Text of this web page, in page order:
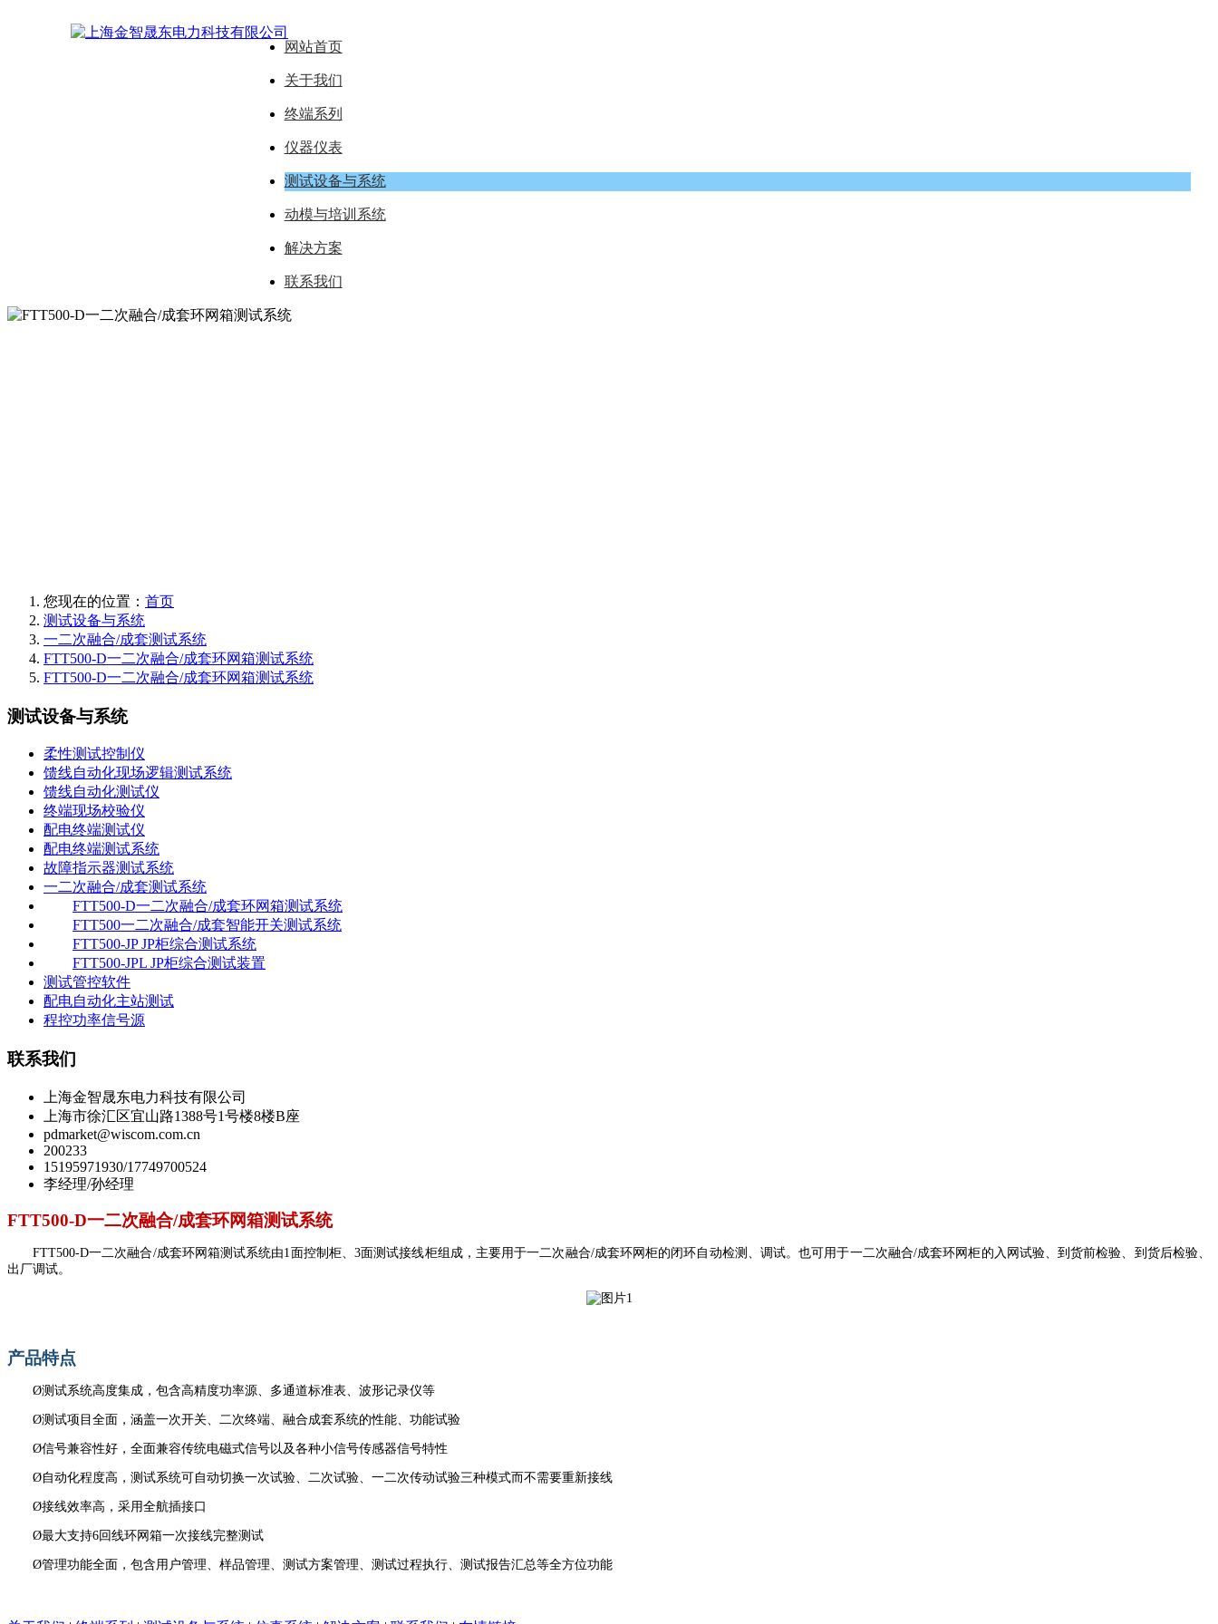
网站首页
关于我们
终端系列
仪器仪表
测试设备与系统
动模与培训系统
解决方案
联系我们
您现在的位置： 首页
测试设备与系统
一二次融合/成套测试系统
FTT500-D一二次融合/成套环网箱测试系统
FTT500-D一二次融合/成套环网箱测试系统
测试设备与系统
柔性测试控制仪
馈线自动化现场逻辑测试系统
馈线自动化测试仪
终端现场校验仪
配电终端测试仪
配电终端测试系统
故障指示器测试系统
一二次融合/成套测试系统
FTT500-D一二次融合/成套环网箱测试系统
FTT500一二次融合/成套智能开关测试系统
FTT500-JP JP柜综合测试系统
FTT500-JPL JP柜综合测试装置
测试管控软件
配电自动化主站测试
程控功率信号源
联系我们
上海金智晟东电力科技有限公司
上海市徐汇区宜山路1388号1号楼8楼B座
pdmarket@wiscom.com.cn
200233
15195971930/17749700524
李经理/孙经理
FTT500-D一二次融合/成套环网箱测试系统
FTT500-D一二次融合/成套环网箱测试系统由1面控制柜、3面测试接线柜组成，主要用于一二次融合/成套环网柜的闭环自动检测、调试。也可用于一二次融合/成套环网柜的入网试验、到货前检验、到货后检验、
出厂调试。
产品特点
Ø测试系统高度集成，包含高精度功率源、多通道标准表、波形记录仪等
Ø测试项目全面，涵盖一次开关、二次终端、融合成套系统的性能、功能试验
Ø信号兼容性好，全面兼容传统电磁式信号以及各种小信号传感器信号特性
Ø自动化程度高，测试系统可自动切换一次试验、二次试验、一二次传动试验三种模式而不需要重新接线
Ø接线效率高，采用全航插接口
Ø最大支持6回线环网箱一次接线完整测试
Ø管理功能全面，包含用户管理、样品管理、测试方案管理、测试过程执行、测试报告汇总等全方位功能